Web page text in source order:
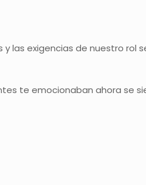
las exigencias de nuestro rol
te emocionaban ahora se